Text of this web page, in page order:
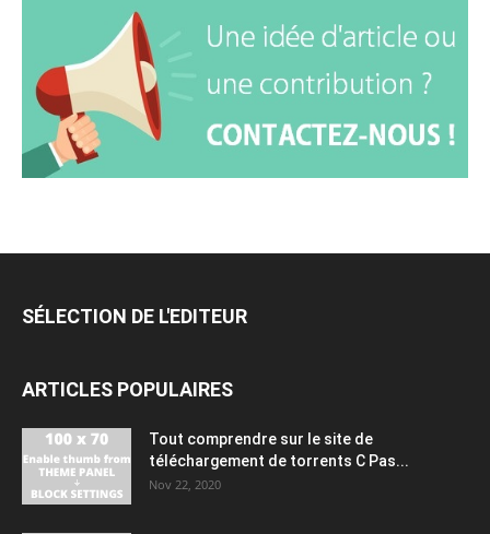
SÉLECTION DE L'EDITEUR
ARTICLES POPULAIRES
Tout comprendre sur le site de
téléchargement de torrents C Pas...
Nov 22, 2020